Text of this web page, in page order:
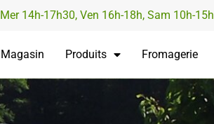
Mer 14h-17h30, Ven 16h-18h, Sam 10h-15h
Magasin Produits Fromagerie